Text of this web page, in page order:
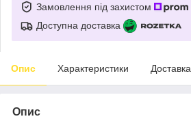
Замовлення під захистом
Доступна доставка
Опис Характеристики Доставка
Опис